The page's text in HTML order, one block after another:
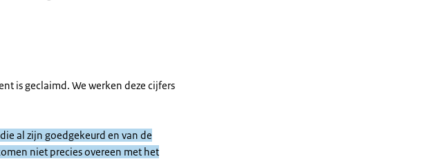
is geclaimd. We werken deze cijfers
al zijn goedgekeurd en van de
niet precies overeen met het